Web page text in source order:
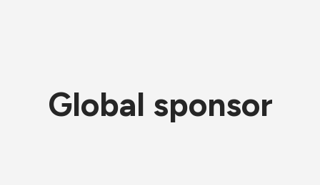
Global sponsor